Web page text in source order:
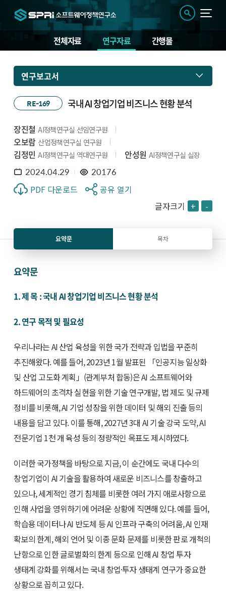
전체자료 연구자료 간행물
연구보고서
RE-169 국내 AI 창업기업 비즈니스 현황 분석
장진철 AI정책연구실 선임연구원
오보람 산업정책연구실 연구원
김정민 AI정책연구실 역대연구원 안성원 AI정책연구실 실장
2024.04.29 20176
PDF 다운로드
공유 열기
글자크기 + -
요약문 목차
요약문
1. 제 목 : 국내 AI 창업기업 비즈니스 현황 분석
2. 연구 목적 및 필요성
우리나라는 AI 산업 육성을 위한 국가 전략과 입법을 꾸준히
추진해왔다. 예를 들어, 2023년 1월 발표된 「인공지능 일상화
및 산업 고도화 계획」(관계부처 합동)은 AI 소프트웨어와
하드웨어의 초격차 실현을 위한 기술 연구개발, 법 제도 및 규제
정비를 비롯해, AI 기업 성장을 위한 데이터 및 해외 진출 등의
내용을 담고 있다. 이를 통해, 2027년 3대 AI 기술 강국 도약, AI
전문기업 1천 개 육성 등의 정량적인 목표도 제시하였다.
이러한 국가정책을 바탕으로 지금, 이 순간에도 국내 다수의
창업기업이 AI 기술을 활용하여 새로운 비즈니스를 창출하고
있으나, 세계적인 경기 침체를 비롯한 여러 가지 애로사항으로
인해 사업을 영위하기에 어려운 상황에 직면해 있다. 예를 들어,
학습용 데이터나 AI 반도체 등 AI 인프라 구축의 어려움, AI 인재
확보의 한계, 해외 언어 및 이종 문화 문제를 비롯한 판로 개척의
난항으로 인한 글로벌화의 한계 등으로 인해 AI 창업 투자
생태계 강화를 위해서는 국내 창업·투자 생태계 연구가 중요한
상황으로 꼽히고 있다.